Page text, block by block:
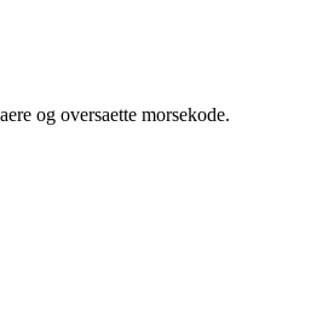
og oversaette morsekode.